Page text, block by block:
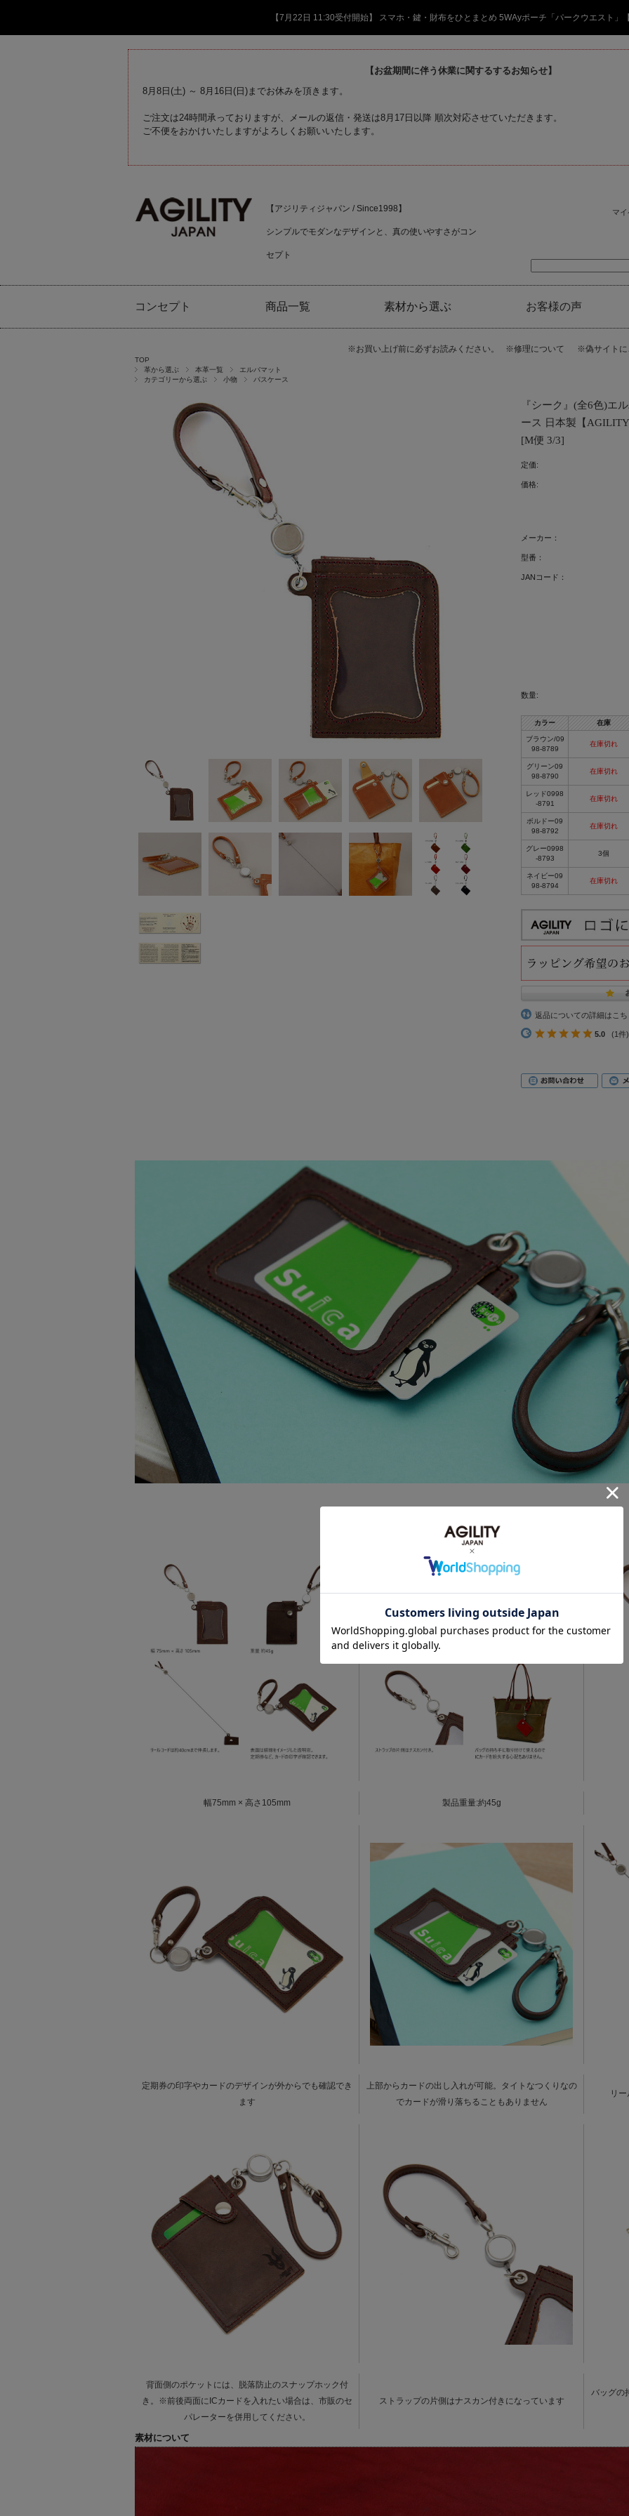
【7月22日 11:30受付開始】 スマホ・鍵・財布をひとまとめ 5WAyポーチ「パークウエスト」
【お盆期間に伴う休業に関するするお知らせ】
8月8日(土) ～ 8月16日(日)までお休みを頂きます。
ご注文は24時間承っておりますが、メールの返信・発送は8月17日以降 順次対応させていただきます。
ご不便をおかけいたしますがよろしくお願いいたします。
【アジリティジャパン / Since1998】
シンプルでモダンなデザインと、真の使いやすさがコン
セプト
マ
コンセプト 商品一覧 素材から選ぶ お客様の声
※お買い上げ前に必ずお読みください。 ※修理について ※偽サイト
TOP
革から選ぶ
本革一覧
エルバマット
カテゴリーから選ぶ
小物 パスケース
『シーク』(全6色)エ
ース 日本製【
[M便 3/3]
定価:
価格:
メーカー：
型番：
JANコード：
数量:
カラー 在庫
ブラウン/09
98-8789
在庫切れ
グリーン09
98-8790
在庫切れ
レッド0998
-8791
在庫切れ
ボルドー09
98-8792
在庫切れ
グレー0998
-8793
3個
ネイビー09
98-8794
在庫切れ
返品についての詳細はこち
5.0 (1件)
幅75mm × 高さ105mm 製品重量:約45g
定期券の印字やカードのデザインが外からでも確認でき
ます
上部からカードの出し入れが可能。タイトなつくりなの
でカードが滑り落ちることもありません
リ
背面側のポケットには、脱落防止のスナップホック付
き。※前後両面にICカードを入れたい場合は、市販のセ
パレーターを併用してください。
ストラップの片側はナスカン付きになっています
バッグの
素材について